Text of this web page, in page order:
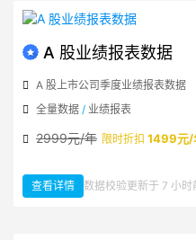
A 股业绩报表数据
A 股上市公司季度业绩报表数据
全量数据 / 业绩报表
2999元/年 限时折扣 1499元/
查看详情：A 股业绩报表数据
数据校验更新于 7 小时